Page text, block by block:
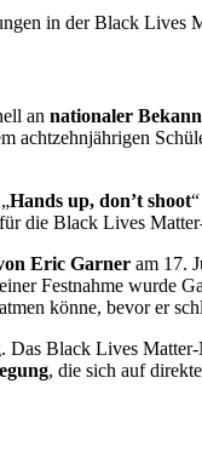
in der Black Lives
an nationaler
achtzehnjährigen
Hands up, don’t shoot
für die Black Lives
Eric Garner am 17.
Festnahme wurde
könne, bevor er
Das Black Lives
, die sich auf